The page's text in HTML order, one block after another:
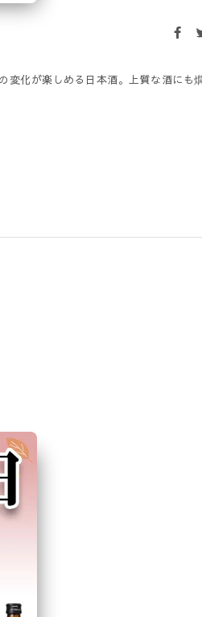
変化が楽しめる日本酒。上質な酒にも